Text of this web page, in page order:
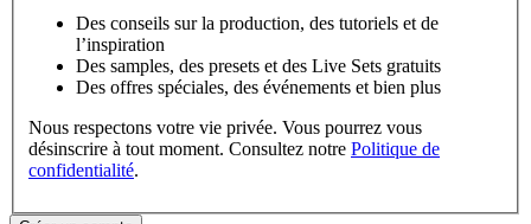
Des conseils sur la production, des tutoriels et de
l’inspiration
Des samples, des presets et des Live Sets gratuits
Des offres spéciales, des événements et bien plus
Nous respectons votre vie privée. Vous pourrez vous
désinscrire à tout moment. Consultez notre Politique de
confidentialité.